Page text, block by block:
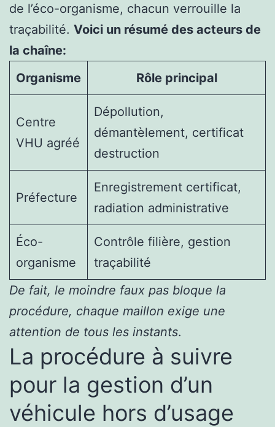
de l’éco-organisme, chacun verrouille la
traçabilité. Voici un résumé des acteurs de
la chaîne:
Organisme
Rôle principal
Centre
VHU agréé
Dépollution,
démantèlement, certificat
destruction
Préfecture
Enregistrement certificat,
radiation administrative
Éco-
organisme
Contrôle filière, gestion
traçabilité
De fait, le moindre faux pas bloque la
procédure, chaque maillon exige une
attention de tous les instants.
La procédure à suivre
pour la gestion d’un
véhicule hors d’usage